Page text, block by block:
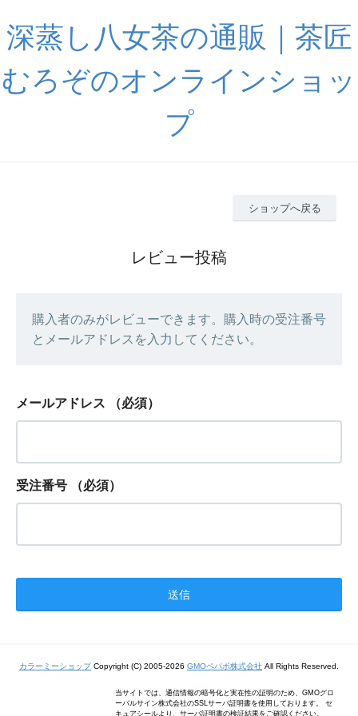
深蒸し八女茶の通販｜茶匠
むろぞのオンラインショッ
プ
ショップへ戻る
レビュー投稿
購入者のみがレビューできます。購入時の受注番号
とメールアドレスを入力してください。
メールアドレス （必須）
受注番号 （必須）
カラーミーショップCopyright (C) 2005-2026 GMOペパボ株式会社 All Rights Reserved.
当サイトでは、通信情報の暗号化と実在性の証明のため、GMOグロ
ーバルサイン株式会社のSSLサーバ証明書を使用しております。 セ
キュアシールより、サーバ証明書の検証結果をご確認ください。